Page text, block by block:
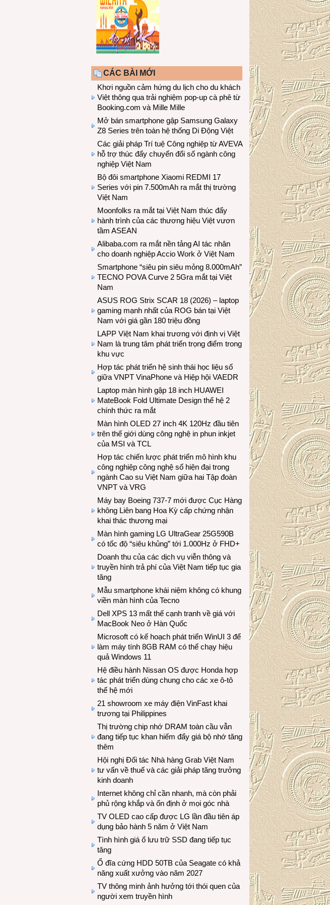
CÁC BÀI MỚI
Khơi nguồn cảm hứng du lịch cho du khách
Việt thông qua trải nghiệm pop-up cà phê từ
Booking.com và Mille Mille
Mở bán smartphone gập Samsung Galaxy
Z8 Series trên toàn hệ thống Di Động Việt
Các giải pháp Trí tuệ Công nghiệp từ AVEVA
hỗ trợ thúc đẩy chuyển đổi số ngành công
nghiệp Việt Nam
Bộ đôi smartphone Xiaomi REDMI 17
Series với pin 7.500mAh ra mắt thị trường
Việt Nam
Moonfolks ra mắt tại Việt Nam thúc đẩy
hành trình của các thương hiệu Việt vươn
tầm ASEAN
Alibaba.com ra mắt nền tảng AI tác nhân
cho doanh nghiệp Accio Work ở Việt Nam
Smartphone “siêu pin siêu mỏng 8.000mAh”
TECNO POVA Curve 2 5Gra mắt tại Việt
Nam
ASUS ROG Strix SCAR 18 (2026) – laptop
gaming mạnh nhất của ROG bán tại Việt
Nam với giá gần 180 triệu đồng
LAPP Việt Nam khai trương với định vị Việt
Nam là trung tâm phát triển trọng điểm trong
khu vực
Hợp tác phát triển hệ sinh thái học liệu số
giữa VNPT VinaPhone và Hiệp hội VAEDR
Laptop màn hình gập 18 inch HUAWEI
MateBook Fold Ultimate Design thế hệ 2
chính thức ra mắt
Màn hình OLED 27 inch 4K 120Hz đầu tiên
trên thế giới dùng công nghệ in phun inkjet
của MSI và TCL
Hợp tác chiến lược phát triển mô hình khu
công nghiệp công nghệ số hiện đại trong
ngành Cao su Việt Nam giữa hai Tập đoàn
VNPT và VRG
Máy bay Boeing 737-7 mới được Cục Hàng
không Liên bang Hoa Kỳ cấp chứng nhận
khai thác thương mại
Màn hình gaming LG UltraGear 25G590B
có tốc độ “siêu khủng” tới 1.000Hz ở FHD+
Doanh thu của các dịch vụ viễn thông và
truyền hình trả phí của Việt Nam tiếp tục gia
tăng
Mẫu smartphone khái niệm không có khung
viền màn hình của Tecno
Dell XPS 13 mất thế cạnh tranh về giá với
MacBook Neo ở Hàn Quốc
Microsoft có kế hoạch phát triển WinUI 3 để
làm máy tính 8GB RAM có thể chạy hiệu
quả Windows 11
Hệ điều hành Nissan OS được Honda hợp
tác phát triển dùng chung cho các xe ô-tô
thế hệ mới
21 showroom xe máy điện VinFast khai
trương tại Philippines
Thị trường chip nhớ DRAM toàn cầu vẫn
đang tiếp tục khan hiếm đẩy giá bộ nhớ tăng
thêm
Hội nghị Đối tác Nhà hàng Grab Việt Nam
tư vấn về thuế và các giải pháp tăng trưởng
kinh doanh
Internet không chỉ cần nhanh, mà còn phải
phủ rộng khắp và ổn định ở mọi góc nhà
TV OLED cao cấp được LG lần đầu tiên áp
dụng bảo hành 5 năm ở Việt Nam
Tình hình giá ổ lưu trữ SSD đang tiếp tục
tăng
Ổ đĩa cứng HDD 50TB của Seagate có khả
năng xuất xưởng vào năm 2027
TV thông minh ảnh hưởng tới thói quen của
người xem truyền hình